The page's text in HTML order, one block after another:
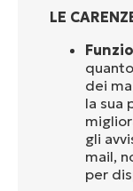
LE
dei
la sua
gli
mail,
per